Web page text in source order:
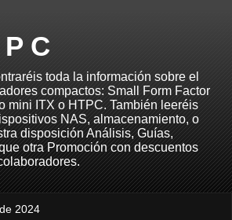
C
toda la información sobre el
compactos: Small Form Factor
mini ITX o HTPC. También leeréis
NAS, almacenamiento, o
disposición Análisis, Guías,
otra Promoción con descuentos
2024